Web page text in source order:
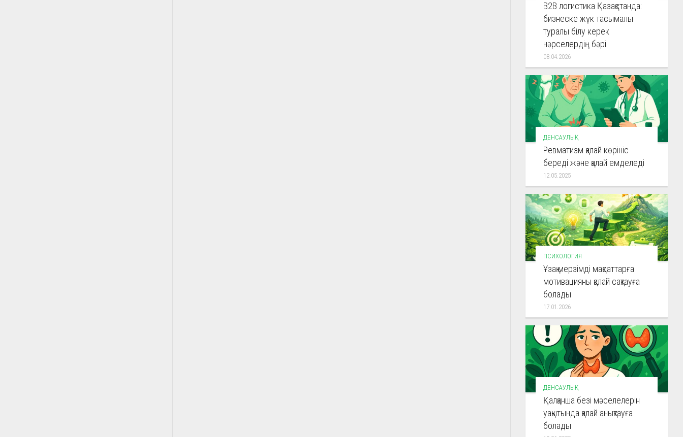
B2B логистика Қазақстанда:
бизнеске жүк тасымалы
туралы білу керек
нәрселердің бәрі
08.04.2026
ДЕНСАУЛЫҚ
Ревматизм қалай көрініс
береді және қалай емделеді
12.05.2025
ПСИХОЛОГИЯ
Ұзақ мерзімді мақсаттарға
мотивацияны қалай сақтауға
болады
17.01.2026
ДЕНСАУЛЫҚ
Қалқанша безі мәселелерін
уақытында қалай анықтауға
болады